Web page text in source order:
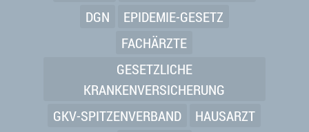
DGN
EPIDEMIE-GESETZ
FACHÄRZTE
GESETZLICHE
KRANKENVERSICHERUNG
GKV-SPITZENVERBAND
HAUSARZT